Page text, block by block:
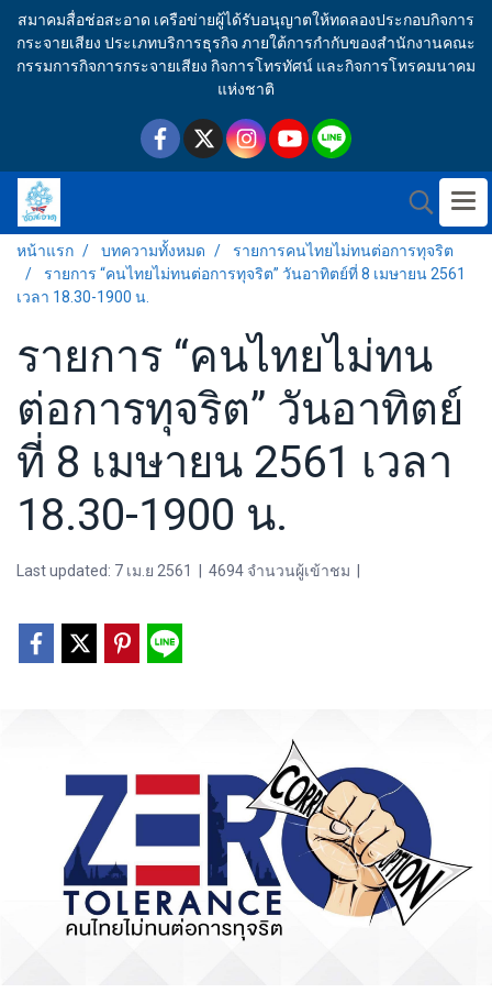
สมาคมสื่อช่อสะอาด เครือข่ายผู้ได้รับอนุญาตให้ทดลองประกอบกิจการ
กระจายเสียง ประเภทบริการธุรกิจ ภายใต้การกำกับของสำนักงานคณะ
กรรมการกิจการกระจายเสียง กิจการโทรทัศน์ และกิจการโทรคมนาคม
แห่งชาติ
หน้าแรก บทความทั้งหมด
รายการคนไทยไม่ทนต่อการทุจริต
รายการ “คนไทยไม่ทนต่อการทุจริต” วันอาทิตย์ที่ 8 เมษายน 2561
เวลา 18.30-1900 น.
รายการ “คนไทยไม่ทน
ต่อการทุจริต” วันอาทิตย์
ที่ 8 เมษายน 2561 เวลา
18.30-1900 น.
Last updated: 7 เม.ย 2561 4694 จำนวนผู้เข้าชม